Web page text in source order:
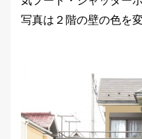
写真は２階の壁の色を